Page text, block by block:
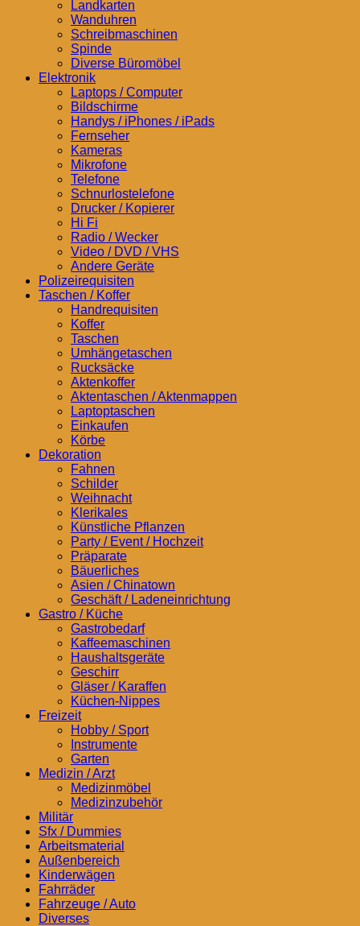
Landkarten
Wanduhren
Schreibmaschinen
Spinde
Diverse Büromöbel
Elektronik
Laptops / Computer
Bildschirme
Handys / iPhones / iPads
Fernseher
Kameras
Mikrofone
Telefone
Schnurlostelefone
Drucker / Kopierer
Hi Fi
Radio / Wecker
Video / DVD / VHS
Andere Geräte
Polizeirequisiten
Taschen / Koffer
Handrequisiten
Koffer
Taschen
Umhängetaschen
Rucksäcke
Aktenkoffer
Aktentaschen / Aktenmappen
Laptoptaschen
Einkaufen
Körbe
Dekoration
Fahnen
Schilder
Weihnacht
Klerikales
Künstliche Pflanzen
Party / Event / Hochzeit
Präparate
Bäuerliches
Asien / Chinatown
Geschäft / Ladeneinrichtung
Gastro / Küche
Gastrobedarf
Kaffeemaschinen
Haushaltsgeräte
Geschirr
Gläser / Karaffen
Küchen-Nippes
Freizeit
Hobby / Sport
Instrumente
Garten
Medizin / Arzt
Medizinmöbel
Medizinzubehör
Militär
Sfx / Dummies
Arbeitsmaterial
Außenbereich
Kinderwägen
Fahrräder
Fahrzeuge / Auto
Diverses